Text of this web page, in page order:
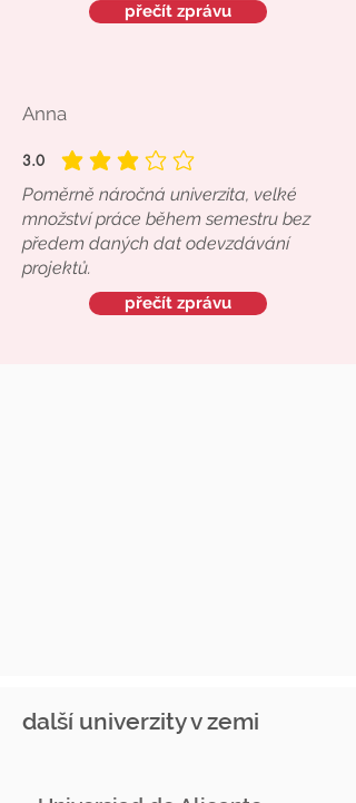
přečít zprávu
Anna
3.0
average rating is 3 out of 5
Poměrně náročná univerzita, velké
množství práce během semestru bez
předem daných dat odevzdávání
projektů.
přečít zprávu
další univerzity v zemi